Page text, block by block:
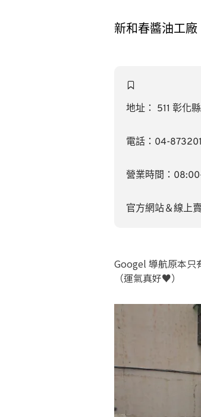
新和春醬油工廠
地址： 511 彰化
電話：04-
營業時間：
官方網站＆線上
Googel 導航原本只
（運氣真好♥）